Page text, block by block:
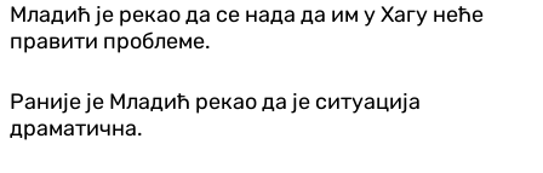
Младић је рекао да се нада да им у Хагу неће
правити проблеме.
Раније је Младић рекао да је ситуација
драматична.